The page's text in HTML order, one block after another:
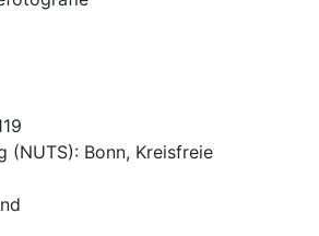
(NUTS): Bonn, Kreisfreie